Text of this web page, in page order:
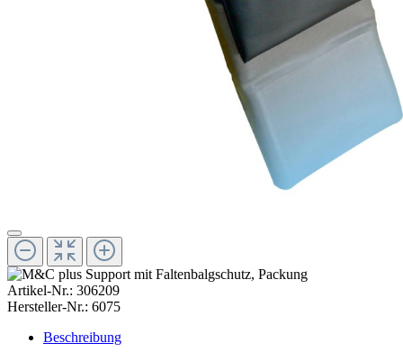
Artikel-Nr.: 306209
Hersteller-Nr.: 6075
Beschreibung